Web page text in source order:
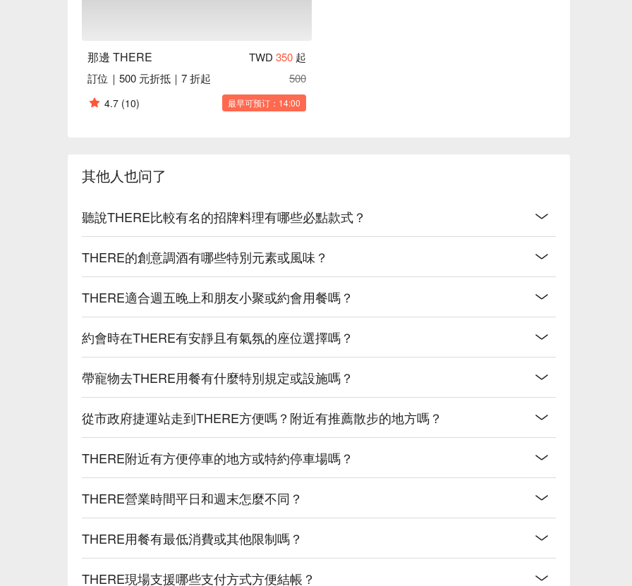
🍽️ 口碑必吃
Mentaiko Squid White Sauce Pasta (明太子鱿鱼白酱意面) | 奶香浓郁的经典意面，融入日式风味，
鲜美可口。
Roasted Pork Ribs (烤猪肋排) | 肉质软嫩到脱骨，裹着一层烟熏风味的浓郁酱汁。
Salty Crispy Braised Pork with Cheese Risotto (咸酥卤肉起司炖饭) | 台式与意式的神仙组合，是纯
化。
🥤 招牌饮品
创意特调 | 必点招牌！可以试试玄米、水蜜桃或桂花等独特风味。
琴酒与龙舌兰特调 | 精心调制的酒饮，展现高品质基酒的风味。
葡萄酒与啤酒 | 精选红白葡萄酒和啤酒，佐餐的完美选择。
酒｜过量饮酒，有害健康）
那邊 THERE TWD 350 起
訂位｜500 元折抵｜7 折起
500
4.7 (10) 最早可预订：14:00
其他人也问了
聽說THERE比較有名的招牌料理有哪些必點款式？
THERE的創意調酒有哪些特別元素或風味？
THERE適合週五晚上和朋友小聚或約會用餐嗎？
約會時在THERE有安靜且有氣氛的座位選擇嗎？
帶寵物去THERE用餐有什麼特別規定或設施嗎？
從市政府捷運站走到THERE方便嗎？附近有推薦散步的地方嗎？
THERE附近有方便停車的地方或特約停車場嗎？
THERE營業時間平日和週末怎麼不同？
THERE用餐有最低消費或其他限制嗎？
THERE現場支援哪些支付方式方便結帳？